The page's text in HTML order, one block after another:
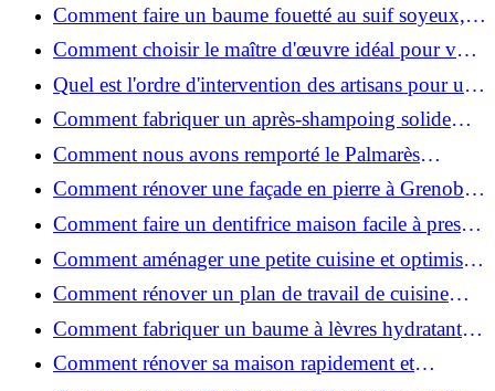
Comment faire un baume fouetté au suif soyeux,
fait maison ?
Comment choisir le maître d'œuvre idéal pour vos
travaux de rénovation ?
Quel est l'ordre d'intervention des artisans pour une
rénovation ?
Comment fabriquer un après-shampoing solide
naturel pour cheveux ?
Comment nous avons remporté le Palmarès
(Ré)HABITER 2025 : les coulisses du projet primé
?
Comment rénover une façade en pierre à Grenoble
: techniques, coûts et conseils
Comment faire un dentifrice maison facile à presser
?
Comment aménager une petite cuisine et optimiser
chaque centimètre carré ?
Comment rénover un plan de travail de cuisine
facilement : guide étape par étape
Comment fabriquer un baume à lèvres hydratant et
naturel au suif ?
Comment rénover sa maison rapidement et